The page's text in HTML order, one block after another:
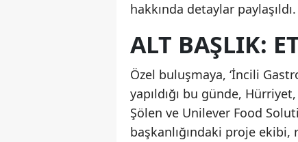
hakkında detaylar paylaşıldı.
ALT BAŞLIK:
Özel buluşmaya, ‘İncili
yapıldığı bu günde,
Şölen ve Unilever Food
başkanlığındaki proje